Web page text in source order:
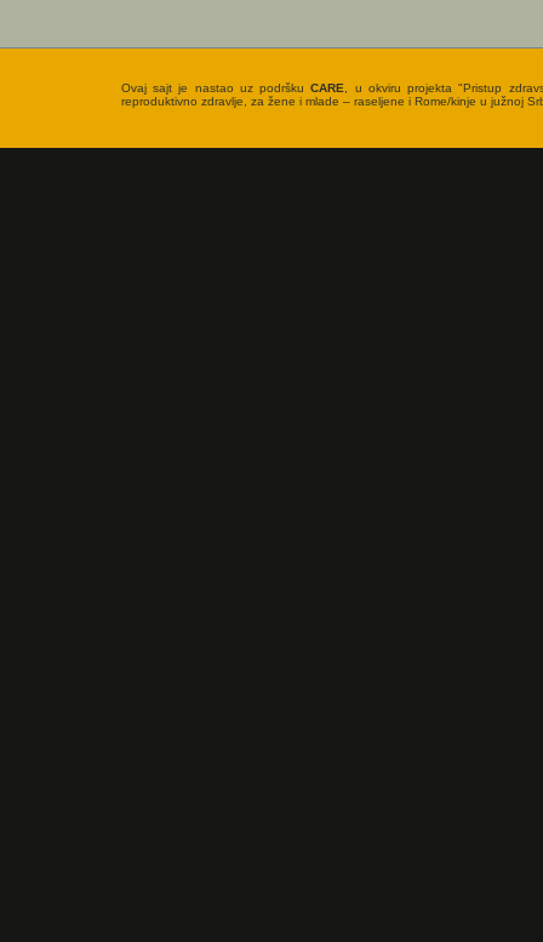
Ovaj sajt je nastao uz podrškuCARE
, u okviru projekta "Pristup
reproduktivno zdravlje, za žene i mlade – raseljene i Rome/kinje u južnoj